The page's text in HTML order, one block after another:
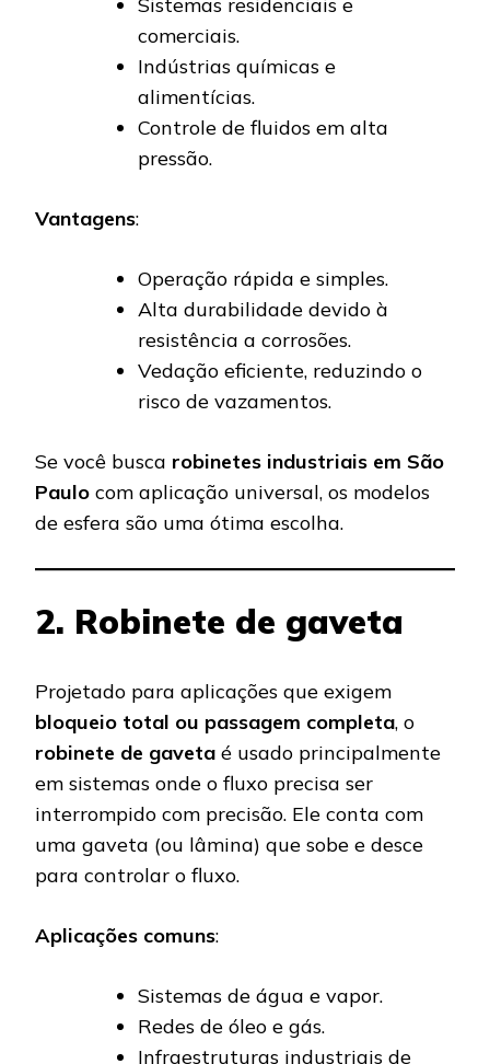
comerciais.
Indústrias químicas e
alimentícias.
Controle de fluidos em alta
pressão.
Vantagens:
Operação rápida e simples.
Alta durabilidade devido à
resistência a corrosões.
Vedação eficiente, reduzindo o
risco de vazamentos.
Se você busca robinetes industriais em São
Paulo com aplicação universal, os modelos
de esfera são uma ótima escolha.
2. Robinete de gaveta
Projetado para aplicações que exigem
bloqueio total ou passagem completa, o
robinete de gaveta é usado principalmente
em sistemas onde o fluxo precisa ser
interrompido com precisão. Ele conta com
uma gaveta (ou lâmina) que sobe e desce
para controlar o fluxo.
Aplicações comuns:
Sistemas de água e vapor.
Redes de óleo e gás.
Infraestruturas industriais de